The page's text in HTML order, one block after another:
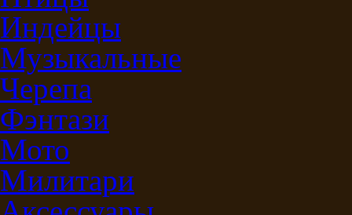
Индейцы
Музыкальные
Черепа
Фэнтази
Мото
Милитари